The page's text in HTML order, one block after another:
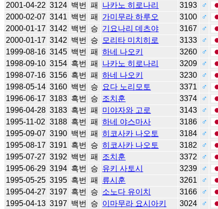
2001-04-22 3124 백번 패 나카노 히로나리 3193
♂
2000-02-07 3141 백번 패 가미무라 하루오 3100
♂
2000-01-17 3142 백번 승 기요나리 데츠야 3167
♂
2000-01-17 3142 백번 승 모리타 미치히로 3133
♂
1999-08-16 3145 백번 패 하네 나오키 3260
♂
1998-09-10 3154 흑번 패 나카노 히로나리 3209
♂
1998-07-16 3156 흑번 패 하네 나오키 3230
♂
1998-05-14 3160 백번 승 요다 노리모토 3371
♂
1996-06-17 3183 흑번 승 조치훈 3374
♂
1996-04-28 3183 흑번 패 미야자와 고로 3143
♂
1995-11-02 3188 흑번 패 하네 야스마사 3186
♂
1995-09-07 3190 백번 패 히코사카 나오토 3184
♂
1995-08-17 3191 흑번 승 히코사카 나오토 3182
♂
1995-07-27 3192 백번 패 조치훈 3372
♂
1995-06-29 3194 흑번 승 유키 사토시 3239
♂
1995-05-25 3195 흑번 패 류시훈 3261
♂
1995-04-27 3197 흑번 승 소노다 유이치 3166
♂
1995-04-13 3197 백번 승 이마무라 요시아키 3024
♂